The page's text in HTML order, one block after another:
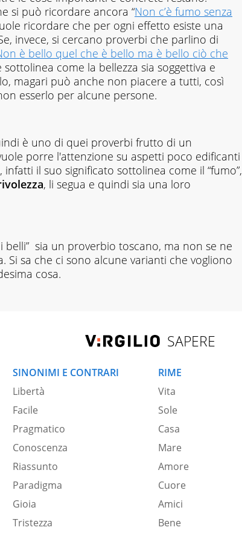
si può ricordare ancora “Non c’è fumo senza
ricordare che per ogni effetto esiste una
invece, si cercano proverbi che parlino di
è bello quel che è bello ma è bello ciò che
come la bellezza sia soggettiva e
magari può anche non piacere a tutti, così
esserlo per alcune persone.
è uno di quei proverbi frutto di un
porre l'attenzione su aspetti poco edificanti
il suo significato sottolinea come il “fumo”,
, li segua e quindi sia una loro
belli” sia un proverbio toscano, ma non se ne
Si sa che ci sono alcune varianti che vogliono
cosa.
SAPERE
SINONIMI E CONTRARI
Libertà
Facile
Pragmatico
Conoscenza
Riassunto
Paradigma
Gioia
Tristezza
RIME
Vita
Sole
Casa
Mare
Amore
Cuore
Amici
Bene